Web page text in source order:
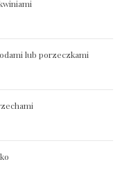
lub porzeczkami